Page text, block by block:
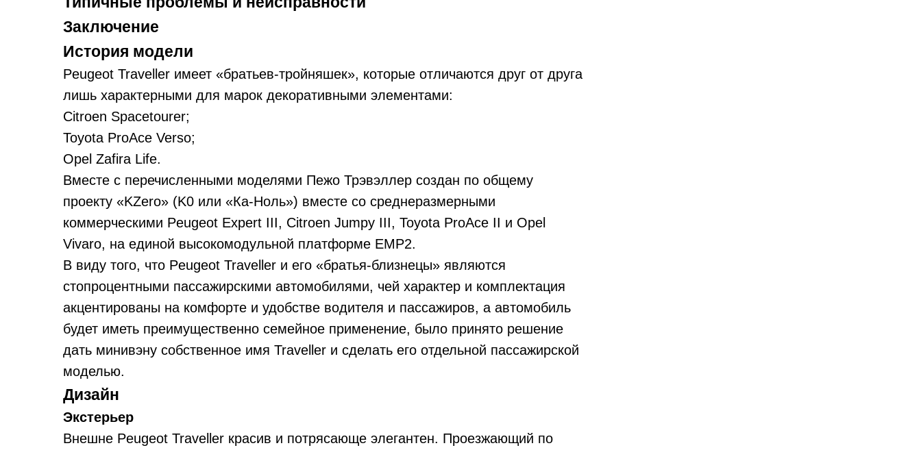
Заключение
История модели
Peugeot Traveller имеет «братьев-тройняшек», которые отличаются друг от друга
лишь характерными для марок декоративными элементами:
Citroen Spacetourer;
Toyota ProAce Verso;
Opel Zafira Life.
Вместе с перечисленными моделями Пежо Трэвэллер создан по общему
проекту «KZero» (K0 или «Ка-Ноль») вместе со среднеразмерными
коммерческими Peugeot Expert III, Citroen Jumpy III, Toyota ProAce II и Opel
Vivaro, на единой высокомодульной платформе EMP2.
В виду того, что Peugeot Traveller и его «братья-близнецы» являются
стопроцентными пассажирскими автомобилями, чей характер и комплектация
акцентированы на комфорте и удобстве водителя и пассажиров, а автомобиль
будет иметь преимущественно семейное применение, было принято решение
дать минивэну собственное имя Traveller и сделать его отдельной пассажирской
моделью.
Дизайн
Экстерьер
Внешне Peugeot Traveller красив и потрясающе элегантен. Проезжающий по